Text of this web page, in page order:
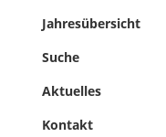
Jahresübersicht
Suche
Aktuelles
Kontakt